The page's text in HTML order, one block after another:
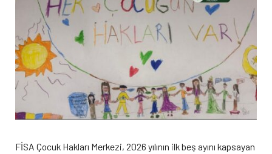
FİSA Çocuk Hakları Merkezi, 2026 yılının ilk beş ayını kapsayan